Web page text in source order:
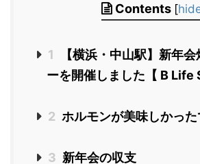
Contents [
1
【横浜・中山駅】新年
ーを開催しました【 B Life
2 ホルモンが美味しかった
3 新年会の収支